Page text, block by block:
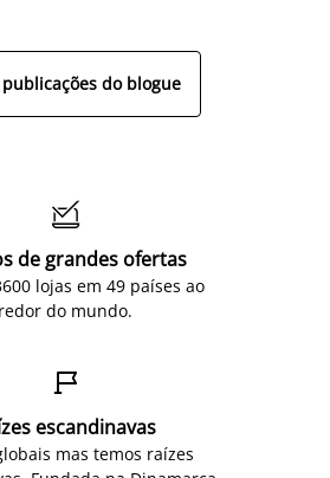
do blogue

de grandes ofertas
lojas em 49 países ao
redor do mundo.

escandinavas
mas temos raízes